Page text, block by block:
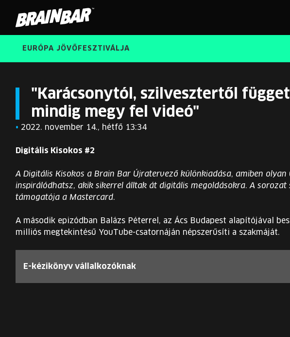
Bar
EURÓPA JÖVŐFESZTIVÁLJA
"Karácsonytól, szilvesztertől
mindig megy fel videó"
• 2022. november 14., hétfő 13:34
Digitális Kisokos #2
A Digitális Kisokos a Brain Bar Újratervező különkiadása, amiben
inspirálódhatsz, akik sikerrel álltak át digitális megoldásokra. A sorozat
támogatója a Mastercard.
A második epizódban Balázs Péterrel, az Ács Budapest alapítójával
milliós megtekintésű YouTube-csatornáján népszerűsíti a szakmáját.
E-kézikönyv vállalkozóknak